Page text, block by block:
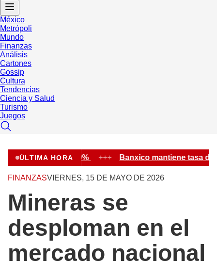
México
Metrópoli
Mundo
Finanzas
Análisis
Cartones
Gossip
Cultura
Tendencias
Ciencia y Salud
Turismo
Juegos
ÚLTIMA HORA
de interés en 6.50% +++ Banxico mantiene tasa de
FINANZASVIERNES, 15 DE MAYO DE 2026
Mineras se
desploman en el
mercado nacional